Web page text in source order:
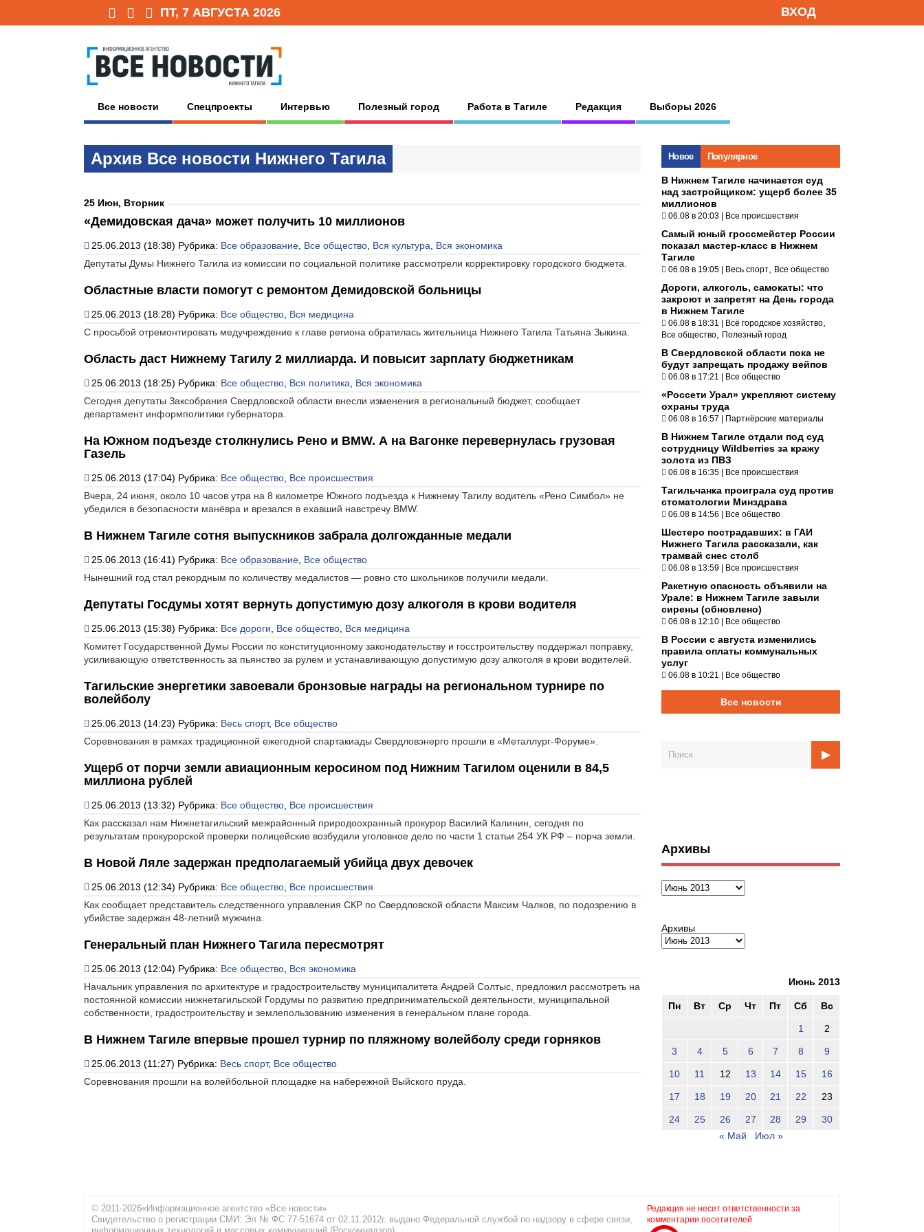
ПТ, 7 АВГУСТА 2026 ВХОД
Все новости Спецпроекты Интервью Полезный город Работа в Тагиле Редакция Выборы 2026
Архив Всe нoвoсти Нижнегo Тaгилa
25 Июн, Вторник
«Демидовская дача» может получить 10 миллионов
25.06.2013 (18:38) Рубрика: Все образование Все общество Вся культура
Вся экономика
Депутаты Думы Нижнего Тагила из комиссии по социальной политике рассмотрели корректировку городского бюджета.
Областные власти помогут с ремонтом Демидовской больницы
25.06.2013 (18:28) Рубрика: Все общество Вся медицина
С просьбой отремонтировать медучреждение к главе региона обратилась жительница Нижнего Тагила Татьяна Зыкина.
Область даст Нижнему Тагилу 2 миллиарда. И повысит зарплату бюджетникам
25.06.2013 (18:25) Рубрика: Все общество Вся политика
Вся экономика
Сегодня депутаты Заксобрания Свердловской области внесли изменения в региональный бюджет, сообщает
департамент информполитики губернатора.
На Южном подъезде столкнулись Рено и BMW. А на Вагонке перевернулась грузовая
Газель
25.06.2013 (17:04) Рубрика: Все общество Все происшествия
Вчера, 24 июня, около 10 часов утра на 8 километре Южного подъезда к Нижнему Тагилу водитель «Рено Симбол» не
убедился в безопасности манёвра и врезался в ехавший навстречу BMW.
В Нижнем Тагиле сотня выпускников забрала долгожданные медали
25.06.2013 (16:41) Рубрика: Все образование Все общество
Нынешний год стал рекордным по количеству медалистов — ровно сто школьников получили медали.
Депутаты Госдумы хотят вернуть допустимую дозу алкоголя в крови водителя
25.06.2013 (15:38) Рубрика: Все дороги Все общество Вся медицина
Комитет Государственной Думы России по конституционному законодательству и госстроительству поддержал поправку,
усиливающую ответственность за пьянство за рулем и устанавливающую допустимую дозу алкоголя в крови водителей.
Тагильские энергетики завоевали бронзовые награды на региональном турнире по
волейболу
25.06.2013 (14:23) Рубрика: Весь спорт, Все общество
Соревнования в рамках традиционной ежегодной спартакиады Свердловэнерго прошли в «Металлург-Форуме».
Ущерб от порчи земли авиационным керосином под Нижним Тагилом оценили в 84,5
миллиона рублей
25.06.2013 (13:32) Рубрика: Все общество Все происшествия
Как рассказал нам Нижнетагильский межрайонный природоохранный прокурор Василий Калинин, сегодня по
результатам прокурорской проверки полицейские возбудили уголовное дело по части 1 статьи 254 УК РФ – порча земли.
В Новой Ляле задержан предполагаемый убийца двух девочек
25.06.2013 (12:34) Рубрика: Все общество Все происшествия
Как сообщает представитель следственного управления СКР по Свердловской области Максим Чалков, по подозрению в
убийстве задержан 48-летний мужчина.
Генеральный план Нижнего Тагила пересмотрят
25.06.2013 (12:04) Рубрика: Все общество Вся экономика
Начальник управления по архитектуре и градостроительству муниципалитета Андрей Солтыс, предложил рассмотреть на
постоянной комиссии нижнетагильской Гордумы по развитию предпринимательской деятельности, муниципальной
собственности, градостроительству и землепользованию изменения в генеральном плане города.
В Нижнем Тагиле впервые прошел турнир по пляжному волейболу среди горняков
25.06.2013 (11:27) Рубрика: Весь спорт, Все общество
Соревнования прошли на волейбольной площадке на набережной Выйского пруда.
Новое Популярное
В Нижнем Тагиле начинается суд
над застройщиком: ущерб более 35
миллионов
06.08 в 20:03 | Все происшествия
Самый юный гроссмейстер России
показал мастер-класс в Нижнем
Тагиле
06.08 в 19:05 | Весь спорт Все общество
Дороги, алкоголь, самокаты: что
закроют и запретят на День города
в Нижнем Тагиле
06.08 в 18:31 | Всё городское хозяйство
Все общество Полезный город
В Свердловской области пока не
будут запрещать продажу вейпов
06.08 в 17:21 | Все общество
«Россети Урал» укрепляют систему
охраны труда
06.08 в 16:57 | Партнёрские материалы
В Нижнем Тагиле отдали под суд
сотрудницу Wildberries за кражу
золота из ПВЗ
06.08 в 16:35 | Все происшествия
Тагильчанка проиграла суд против
стоматологии Минздрава
06.08 в 14:56 | Все общество
Шестеро пострадавших: в ГАИ
Нижнего Тагила рассказали, как
трамвай снес столб
06.08 в 13:59 | Все происшествия
Ракетную опасность объявили на
Урале: в Нижнем Тагиле завыли
сирены (обновлено)
06.08 в 12:10 | Все общество
В России с августа изменились
правила оплаты коммунальных
услуг
06.08 в 10:21 | Все общество
Все новости
Архивы
Архивы
Архивы
Июнь 2013
Пн Вт Ср Чт Пт Сб Вс
1 2
3 4 5 6 7 8 9
10 11 12 13 14 15 16
17 18 19 20 21 22 23
24 25 26 27 28 29
30
« Май
Июл »
© 2011-2026«Информационное агентство «Все новости»
Свидетельство о регистрации СМИ: Эл № ФС 77-51674 от 02.11.2012г. выдано Федеральной службой по надзору в сфере связи,
Редакция не несет ответственности за
комментарии посетителей